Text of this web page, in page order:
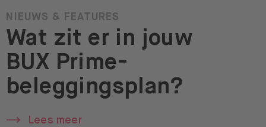
NIEUWS & FEATURES
Wat zit er in jouw
BUX Prime-
beleggingsplan?
Lees meer